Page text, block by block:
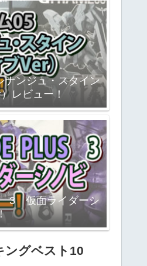
ンジュ・スタイン
レビュー！
3 仮面ライダーシ
ングベスト10